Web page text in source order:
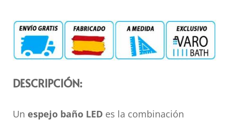
DESCRIPCIÓN:
Un espejo baño LEDes la combinación